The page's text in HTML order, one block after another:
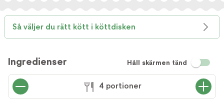
Så väljer du rätt kött i köttdisken
Ingredienser Håll skärmen tänd
4 portioner